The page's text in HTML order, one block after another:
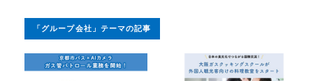
「グループ会社」テーマの記事